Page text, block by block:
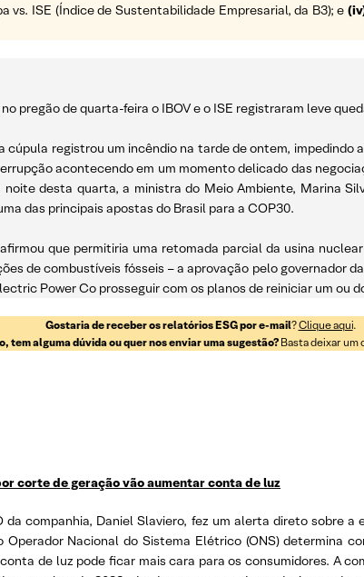
ISE (Índice de Sustentabilidade Empresarial, da B3); e
pregão de quarta-feira o IBOV e o ISE registraram leve
cúpula registrou um incêndio na tarde de ontem,
acontecendo em um momento delicado das
noite desta quarta, a ministra do Meio Ambiente, Marina
das principais apostas do Brasil para a COP30.
que permitiria uma retomada parcial da usina
de combustíveis fósseis – a aprovação pelo governador
Power Co prosseguir com os planos de reiniciar um ou
Gostaria de receber os relatórios ESG por e-mail?Clique aqui.
tem alguma dúvida ou quer nos enviar uma sugestão? Basta deixar
corte de geração vão aumentar conta de luz
companhia, Daniel Slaviero, fez um alerta direto sobre
Nacional do Sistema Elétrico (ONS) determina
de luz pode ficar mais cara para os consumidores. A